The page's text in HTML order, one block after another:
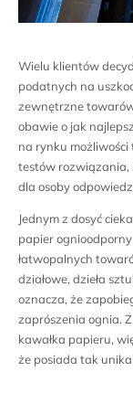
Wielu klientów
podatnych na
zewnętrzne
obawie o jak
na rynku możliwości
testów
dla osoby
Jednym z dosyć
papier
łatwopalnych
działowe, dzieła
oznacza, że
zaprószenia ognia.
kawałka papieru,
że posiada tak